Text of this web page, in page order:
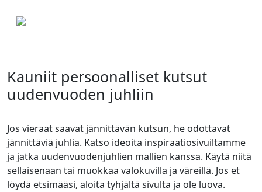
Kauniit persoonalliset kutsut
uudenvuoden juhliin
Jos vieraat saavat jännittävän kutsun, he odottavat
jännittäviä juhlia. Katso ideoita inspiraatiosivuiltamme
ja jatka uudenvuodenjuhlien mallien kanssa. Käytä niitä
sellaisenaan tai muokkaa valokuvilla ja väreillä. Jos et
löydä etsimääsi, aloita tyhjältä sivulta ja ole luova.